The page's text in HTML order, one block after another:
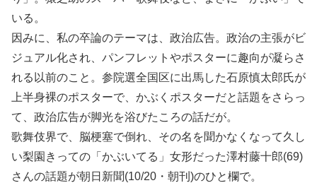
いる。
因みに、私の卒論のテーマは、政治広告。政治の主張がビ
ジュアル化され、パンフレットやポスターに趣向が凝らさ
れる以前のこと。参院選全国区に出馬した石原慎太郎氏が
上半身裸のポスターで、かぶくポスターだと話題をさらっ
て、政治広告が脚光を浴びたころの話だが。
歌舞伎界で、脳梗塞で倒れ、その名を聞かなくなって久し
い梨園きっての「かぶいてる」女形だった澤村藤十郎(69)
さんの話題が朝日新聞(10/20・朝刊)のひと欄で。